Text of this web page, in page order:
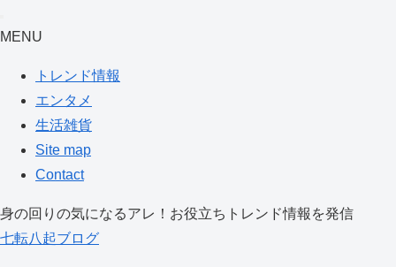
MENU
トレンド情報
エンタメ
生活雑貨
Site map
Contact
身の回りの気になるアレ！お役立ちトレンド情報を発信
七転八起ブログ